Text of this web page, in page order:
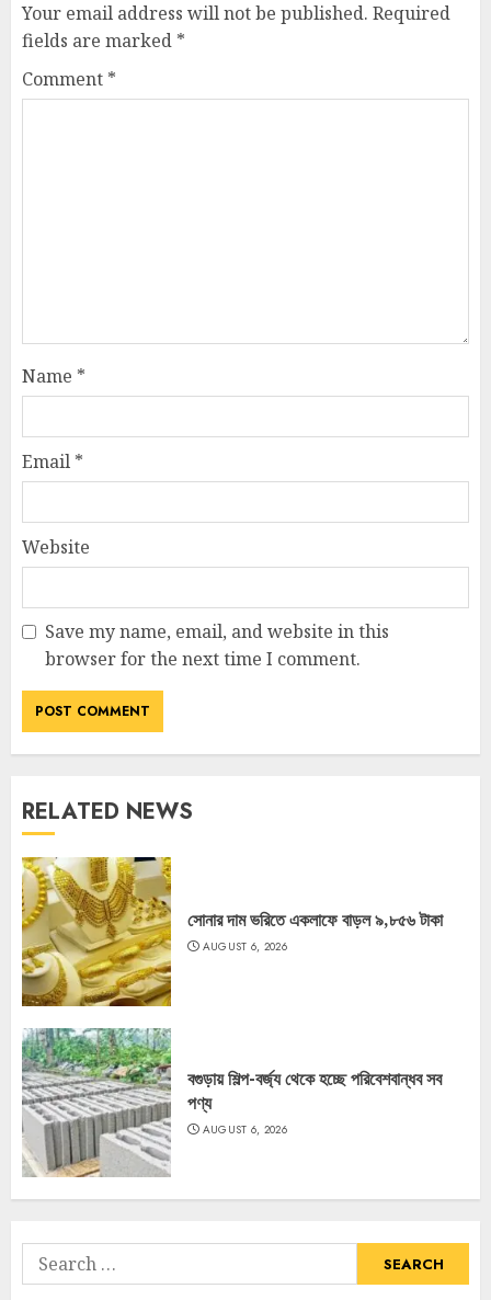
Your email address will not be published. Required
fields are marked *
Comment *
Name *
Email *
Website
Save my name, email, and website in this
browser for the next time I comment.
RELATED NEWS
সোনার দাম ভরিতে একলাফে বাড়ল ৯,৮৫৬ টাকা
AUGUST 6, 2026
বগুড়ায় শিল্প-বর্জ্য থেকে হচ্ছে পরিবেশবান্ধব সব
পণ্য
AUGUST 6, 2026
Search
for: